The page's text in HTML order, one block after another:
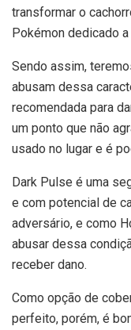
transformar o
Pokémon dedicado
Sendo assim,
abusam dessa
recomendada para
um ponto que não
usado no lugar e é
Dark Pulse é uma
e com potencial de
adversário, e como
abusar dessa
receber dano.
Como opção de
perfeito, porém, é